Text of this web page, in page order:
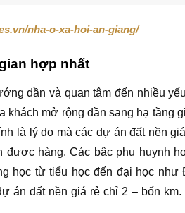
nha-o-xa-hoi-an-giang/
hợp nhất
dần và quan tâm đến nhiều
khách mở rộng dần sang hạ tầng
là lý do mà các dự án đất nền
được hàng. Các bậc phụ huynh
học từ tiểu học đến đại học như
án đất nền giá rẻ chỉ 2 – bốn km.